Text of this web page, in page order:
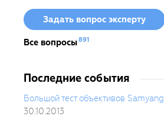
Задать вопрос эксперту
Все вопросы891
Последние события
Большой тест объективов Samyang
30.10.2013